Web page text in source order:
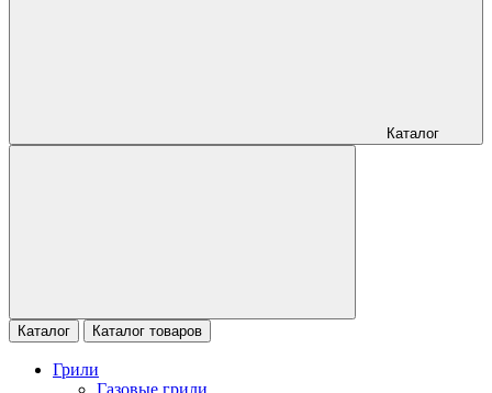
Каталог
Каталог Каталог товаров
Грили
Газовые грили